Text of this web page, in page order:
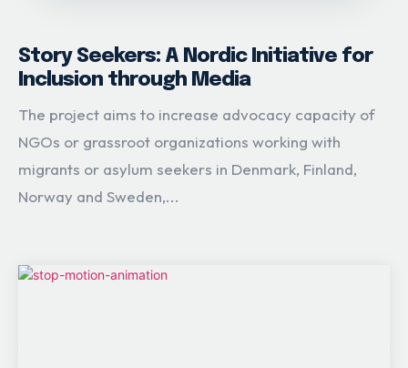
Story Seekers: A Nordic Initiative for
Inclusion through Media
The project aims to increase advocacy capacity of
NGOs or grassroot organizations working with
migrants or asylum seekers in Denmark, Finland,
Norway and Sweden,...